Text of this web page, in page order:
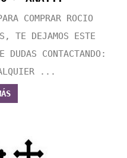
COMPRAR ROCIO
TE DEJAMOS ESTE
DUDAS CONTACTANDO:
...